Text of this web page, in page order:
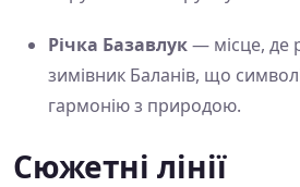
Річка Базавлук— місце, де
зимівник Баланів, що
гармонію з природою.
Сюжетні лінії